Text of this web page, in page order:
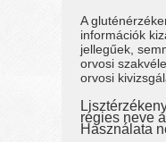
A
információk
jellegűek,
orvosi
orvosi
régies neve
Használata